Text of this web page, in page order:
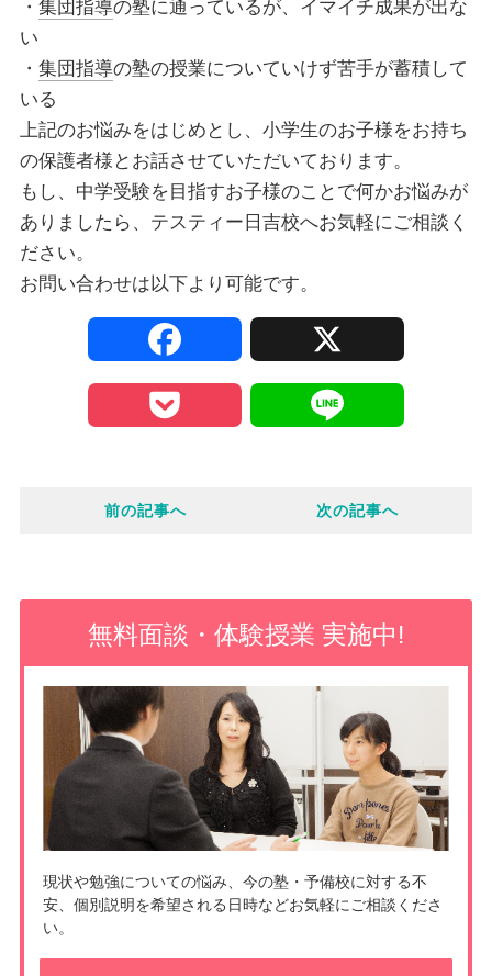
・ 集団指導の塾に通っているが、イマイチ成果が出な
い
・ 集団指導の塾の授業についていけず苦手が蓄積して
いる
上記のお悩みをはじめとし、小学生のお子様をお持ち
の保護者様とお話させていただいております。
もし、中学受験を目指すお子様のことで何かお悩みが
ありましたら、テスティー日吉校へお気軽にご相談く
ださい。
お問い合わせは以下より可能です。
k
e
t
前の記事へ 次の記事へ
無料面談・体験授業 実施中!
現状や勉強についての悩み、今の塾・予備校に対する不
安、個別説明を希望される日時などお気軽にご相談くださ
い。